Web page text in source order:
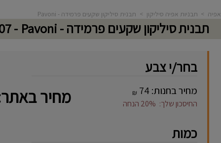
אפיה > תבניות אפיה סיליקון > תבנית סיליקון שקעים פרמידה - Pavoni
תבנית סיליקון שקעים פרמידה - Pavoni - FR007
בחר/י צבע
מחיר בחנות:74
₪
החיסכון שלך: 20% הנחה מחיר
כמות